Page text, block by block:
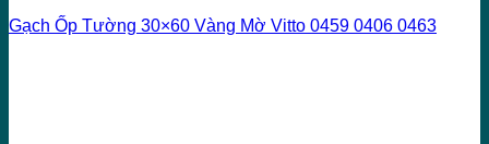
Gạch Ốp Tường 30×60 Vàng Mờ Vitto 0459 0406 0463